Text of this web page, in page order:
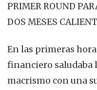
PRIMER ROUND
DOS MESES
En las primeras
financiero saludaba
macrismo con una